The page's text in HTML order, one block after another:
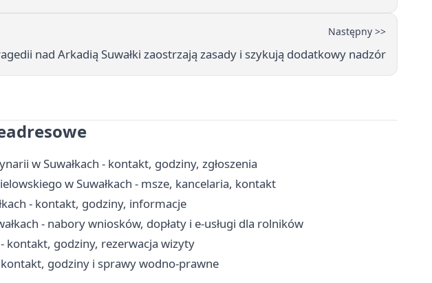
Następny >>
nad Arkadią Suwałki zaostrzają zasady i szykują dodatkowy nadzór
w Suwałkach - kontakt, godziny, zgłoszenia
w Suwałkach - msze, kancelaria, kontakt
- kontakt, godziny, informacje
- nabory wniosków, dopłaty i e-usługi dla rolników
kontakt, godziny, rezerwacja wizyty
kontakt, godziny i sprawy wodno-prawne